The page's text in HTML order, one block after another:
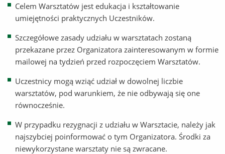
Celem Warsztatów jest edukacja i kształtowanie
umiejętności praktycznych Uczestników.
Szczegółowe zasady udziału w warsztatach zostaną
przekazane przez Organizatora zainteresowanym w formie
mailowej na tydzień przed rozpoczęciem Warsztatów.
Uczestnicy mogą wziąć udział w dowolnej liczbie
warsztatów, pod warunkiem, że nie odbywają się one
równocześnie.
W przypadku rezygnacji z udziału w Warsztacie, należy jak
najszybciej poinformować o tym Organizatora. Środki za
niewykorzystane warsztaty nie są zwracane.